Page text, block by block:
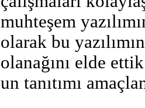
muhteşem
olarak bu
olanağını elde
un tanıtımı